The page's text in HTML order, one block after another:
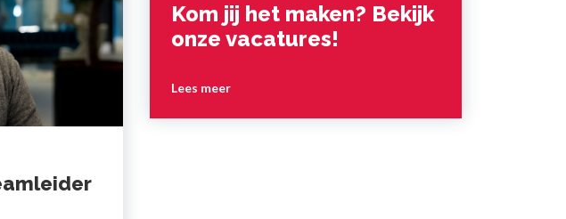
Kom jij het maken? Bekijk
onze vacatures!
Lees meer